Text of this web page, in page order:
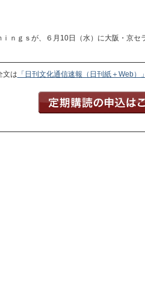
ｎｇｓが、６月10日（水）に大阪・京
文は 「日刊文化通信速報（日刊紙＋Web）」